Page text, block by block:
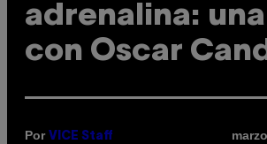
adrenalina:
con Oscar
Por VICE Staff